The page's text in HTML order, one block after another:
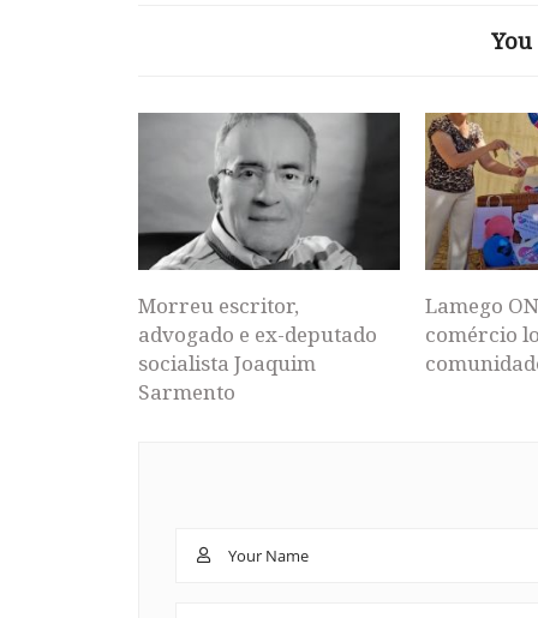
Morreu escritor,
advogado e ex-deputado
socialista Joaquim
Sarmento
Lamego
comércio